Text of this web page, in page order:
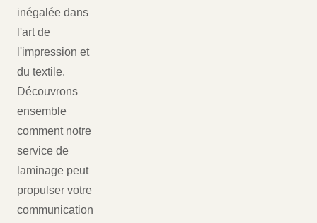
inégalée dans
l'art de
l'impression et
du textile.
Découvrons
ensemble
comment notre
service de
laminage peut
propulser votre
communication